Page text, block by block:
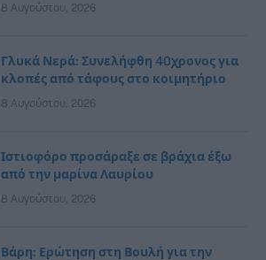
8 Αυγούστου, 2026
Γλυκά Νερά: Συνελήφθη 40χρονος για
κλοπές από τάφους στο κοιμητήριο
8 Αυγούστου, 2026
Ιστιοφόρο προσάραξε σε βράχια έξω
από την μαρίνα Λαυρίου
8 Αυγούστου, 2026
Βάρη: Ερώτηση στη Βουλή για την